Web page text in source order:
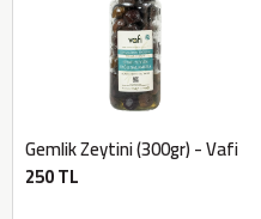
Gemlik Zeytini (300gr) - Vafi
250 TL